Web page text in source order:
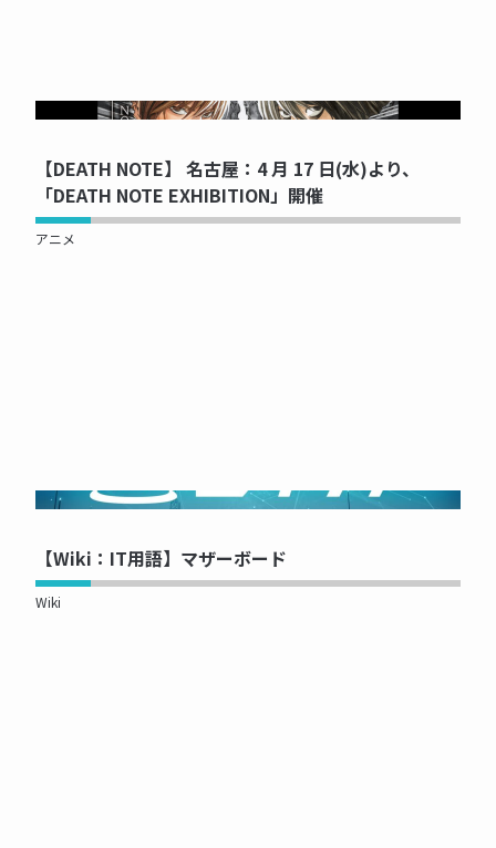
NOW PRINTING...
【DEATH NOTE】 名古屋：4 月 17 日(水)より、
「DEATH NOTE EXHIBITION」開催
アニメ
NOW PRINTING...
【Wiki：IT用語】マザーボード
Wiki